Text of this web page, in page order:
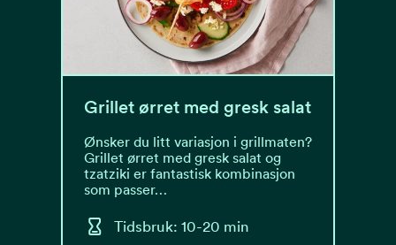
Grillet ørret med gresk salat
Ønsker du litt variasjon i grillmaten?
Grillet ørret med gresk salat og
tzatziki er fantastisk kombinasjon
som passer…
Tidsbruk: 10-20 min